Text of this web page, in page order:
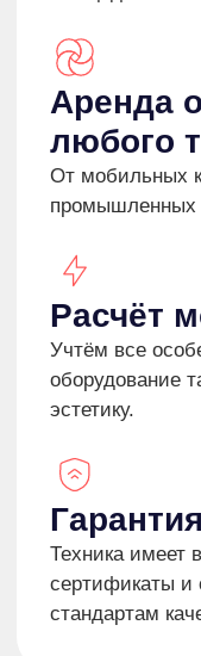
Заявка
Вы связываетесь с
+7 (916) 666-80-01
заявку на сайте и
Подбор
Подберём
мероприятие с
Разработка
включая 3Д-
При
проект, продумаем